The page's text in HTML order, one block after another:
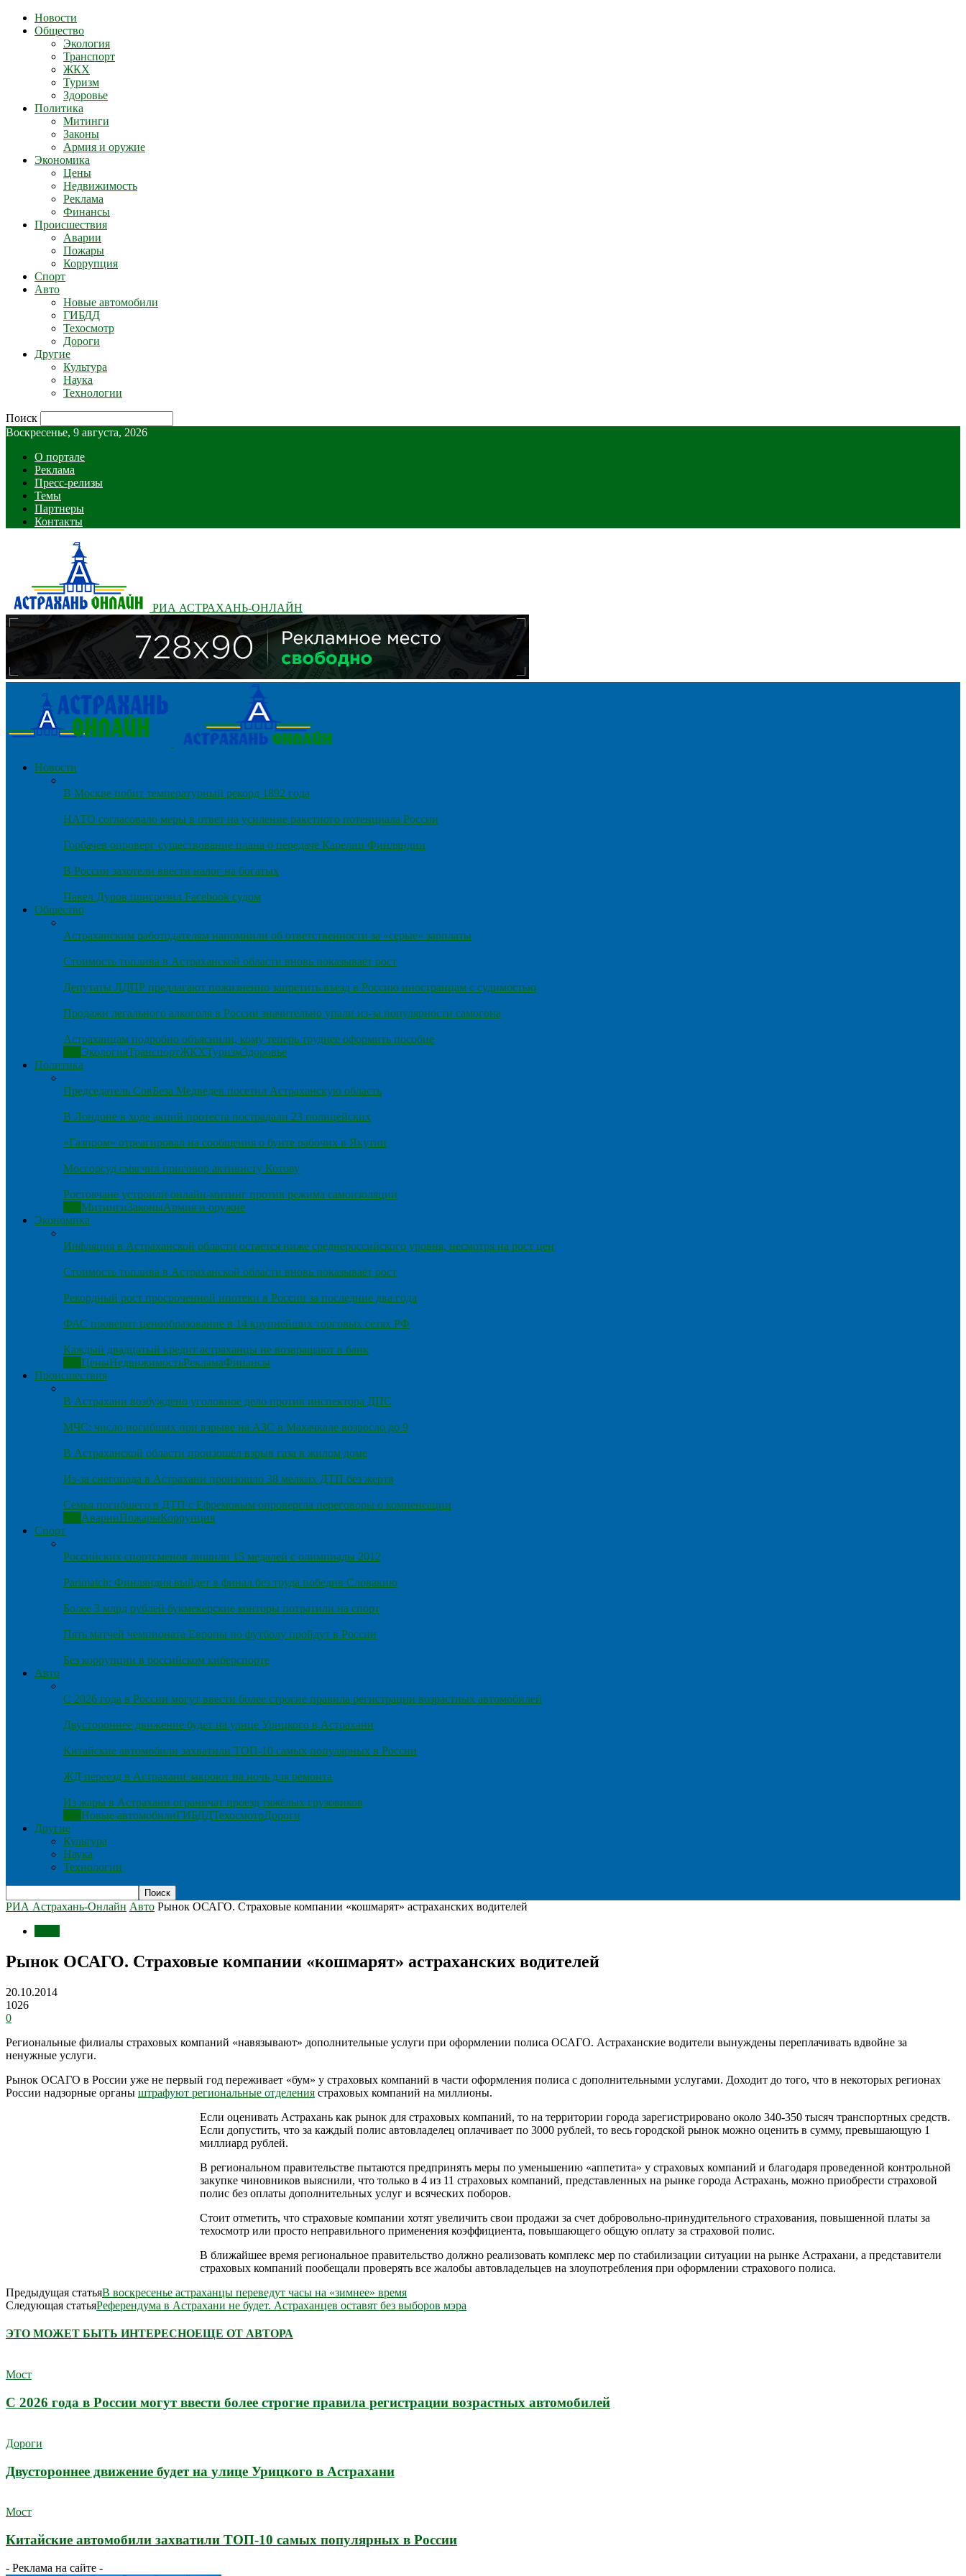
Новости
Общество
Экология
Транспорт
ЖКХ
Туризм
Здоровье
Политика
Митинги
Законы
Армия и оружие
Экономика
Цены
Недвижимость
Реклама
Финансы
Происшествия
Аварии
Пожары
Коррупция
Спорт
Авто
Новые автомобили
ГИБДД
Техосмотр
Дороги
Другие
Культура
Наука
Технологии
Поиск
Воскресенье, 9 августа, 2026
О портале
Реклама
Пресс-релизы
Темы
Партнеры
Контакты
РИА АСТРАХАНЬ-ОНЛАЙН
Новости
В Москве побит температурный рекорд 1892 года
НАТО согласовало меры в ответ на усиление ракетного потенциала России
Горбачев опроверг существование плана о передаче Карелии Финляндии
В России захотели ввести налог на богатых
Павел Дуров пригрозил Facebook судом
Общество
Астраханским работодателям напомнили об ответственности за «серые» зарплаты
Стоимость топлива в Астраханской области вновь показывает рост
Депутаты ЛДПР предлагают пожизненно запретить въезд в Россию иностранцам с судимостью
Продажи легального алкоголя в России значительно упали из-за популярности самогона
Астраханцам подробно объяснили, кому теперь труднее оформить пособие
ЭкологияТранспортЖКХТуризмЗдоровье
Политика
Председатель СовБеза Медведев посетил Астраханскую область
В Лондоне в ходе акций протеста пострадали 23 полицейских
«Газпром» отреагировал на сообщения о бунте рабочих в Якутии
Мосгорсуд смягчил приговор активисту Котову
Ростовчане устроили онлайн-митинг против режима самоизоляции
МитингиЗаконыАрмия и оружие
Экономика
Инфляция в Астраханской области остается ниже среднероссийского уровня, несмотря на рост цен
Стоимость топлива в Астраханской области вновь показывает рост
Рекордный рост просроченной ипотеки в России за последние два года
ФАС проверит ценообразование в 14 крупнейших торговых сетях РФ
Каждый двадцатый кредит астраханцы не возвращают в банк
ЦеныНедвижимостьРекламаФинансы
Происшествия
В Астрахани возбуждено уголовное дело против инспектора ДПС
МЧС: число погибших при взрыве на АЗС в Махачкале возросло до 9
В Астраханской области произошёл взрыв газа в жилом доме
Из-за снегопада в Астрахани произошло 38 мелких ДТП без жертв
Семья погибшего в ДТП с Ефремовым опровергла переговоры о компенсации
АварииПожарыКоррупция
Спорт
Российских спортсменов лишили 15 медалей с олимпиады 2012
Parimatch: Финляндия выйдет в финал без труда победив Словакию
Более 3 млрд рублей букмекерские конторы потратили на спорт
Пять матчей чемпионата Европы по футболу пройдут в России
Без коррупции в российском киберспорте
Авто
С 2026 года в России могут ввести более строгие правила регистрации возрастных автомобилей
Двустороннее движение будет на улице Урицкого в Астрахани
Китайские автомобили захватили ТОП-10 самых популярных в России
ЖД переезд в Астрахани закроют на ночь для ремонта
Из жары в Астрахани ограничат проезд тяжёлых грузовиков
Новые автомобилиГИБДДТехосмотрДороги
Другие
Культура
Наука
Технологии
РИА Астрахань-Онлайн Авто Рынок ОСАГО. Страховые компании «кошмарят» астраханских водителей
Рынок ОСАГО. Страховые компании «кошмарят» астраханских водителей
20.10.2014
1026
0
Региональные филиалы страховых компаний «навязывают» дополнительные услуги при оформлении полиса ОСАГО. Астраханские водители вынуждены переплачивать вдвойне за
ненужные услуги.
Рынок ОСАГО в России уже не первый год переживает «бум» у страховых компаний в части оформления полиса с дополнительными услугами. Доходит до того, что в некоторых регионах
России надзорные органы штрафуют региональные отделения страховых компаний на миллионы.
Если оценивать Астрахань как рынок для страховых компаний, то на территории города зарегистрировано около 340-350 тысяч транспортных средств.
Если допустить, что за каждый полис автовладелец оплачивает по 3000 рублей, то весь городской рынок можно оценить в сумму, превышающую 1
миллиард рублей.
В региональном правительстве пытаются предпринять меры по уменьшению «аппетита» у страховых компаний и благодаря проведенной контрольной
закупке чиновников выяснили, что только в 4 из 11 страховых компаний, представленных на рынке города Астрахань, можно приобрести страховой
полис без оплаты дополнительных услуг и всяческих поборов.
Стоит отметить, что страховые компании хотят увеличить свои продажи за счет добровольно-принудительного страхования, повышенной платы за
техосмотр или просто неправильного применения коэффициента, повышающего общую оплату за страховой полис.
В ближайшее время региональное правительство должно реализовать комплекс мер по стабилизации ситуации на рынке Астрахани, а представители
страховых компаний пообещали проверять все жалобы автовладельцев на злоупотребления при оформлении страхового полиса.
Предыдущая статьяВ воскресенье астраханцы переведут часы на «зимнее» время
Следующая статьяРеферендума в Астрахани не будет. Астраханцев оставят без выборов мэра
ЭТО МОЖЕТ БЫТЬ ИНТЕРЕСНОЕЩЕ ОТ АВТОРА
Мост
С 2026 года в России могут ввести более строгие правила регистрации возрастных автомобилей
Дороги
Двустороннее движение будет на улице Урицкого в Астрахани
Мост
Китайские автомобили захватили ТОП-10 самых популярных в России
- Реклама на сайте -